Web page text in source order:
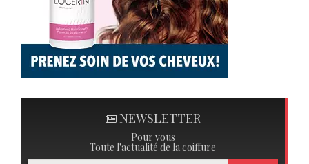
NEWSLETTER
Pour vous
Toute l'actualité de la coiffure